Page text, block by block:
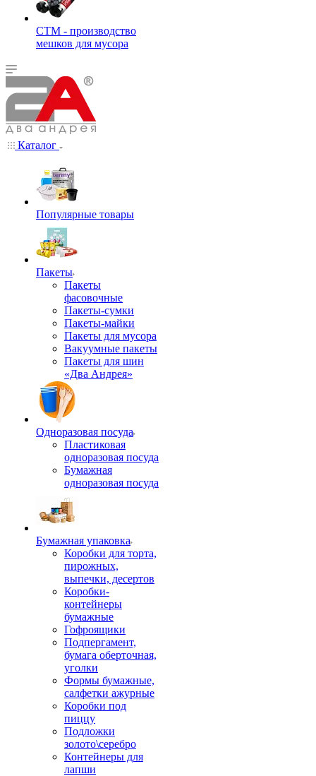
СТМ - производство
мешков для мусора
Каталог
Популярные товары
Пакеты
Пакеты
фасовочные
Пакеты-сумки
Пакеты-майки
Пакеты для мусора
Вакуумные пакеты
Пакеты для шин
«Два Андрея»
Одноразовая посуда
Пластиковая
одноразовая посуда
Бумажная
одноразовая посуда
Бумажная упаковка
Коробки для торта,
пирожных,
выпечки, десертов
Коробки-
контейнеры
бумажные
Гофроящики
Подпергамент,
бумага оберточная,
уголки
Формы бумажные,
салфетки ажурные
Коробки под
пиццу
Подложки
золото\серебро
Контейнеры для
лапши